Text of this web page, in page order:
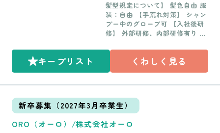
30アミティ小阪1F VC八尾店/大
阪府八尾市光町2-60LINOAS 4F
高の原店/奈良県奈良市朱雀3-14
-1プロムナーデたかのはら1-A
桂店/京都市西京区川島有栖川町
17TWINKLE COURT桂 II 立花
店/兵庫県尼崎市立花町1-5-20
立花ビル1F エルネ立花店/兵庫
ヤルシャトー立花1F 芦屋店/兵
庫県芦屋市業平町1-20芦屋アー
ズ2F 堀江店/大阪府大阪市西区
北堀江1丁目11-5 Re-018 3階 四
条河原町店/京都府京都市中京区
原町駅 11番出口より徒歩4分 桂
店/阪急京都線 桂駅 西口より徒
歩4分
ルバイト】 最低勤務日数・・週
1〜3日 土日祝のみ、平日放課後
ＯＫ 最低勤務時間・・3時間（1
日最長5時間まで）
髪型規定について】 髪色自由 服
装：自由 【手荒れ対策】 シャン
プー中のグローブ可 【入社後研
修】 外部研修、内部研修有り ア
集合研修有
キープリスト くわしく見る
新卒募集（2027年3月卒業生）
ORO（オーロ）/株式会社オーロ